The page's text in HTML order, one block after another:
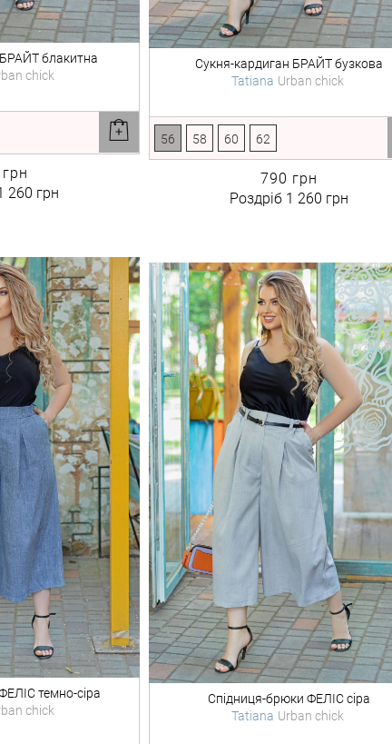
БРАЙТ блакитна
chick
260 грн
темно-сіра
chick
Сукня-кардиган БРАЙТ бузкова
Tatiana Urban chick
56 58 60 62
790 грн
Роздріб 1 260 грн
Спідниця-брюки ФЕЛІС сіра
Tatiana Urban chick